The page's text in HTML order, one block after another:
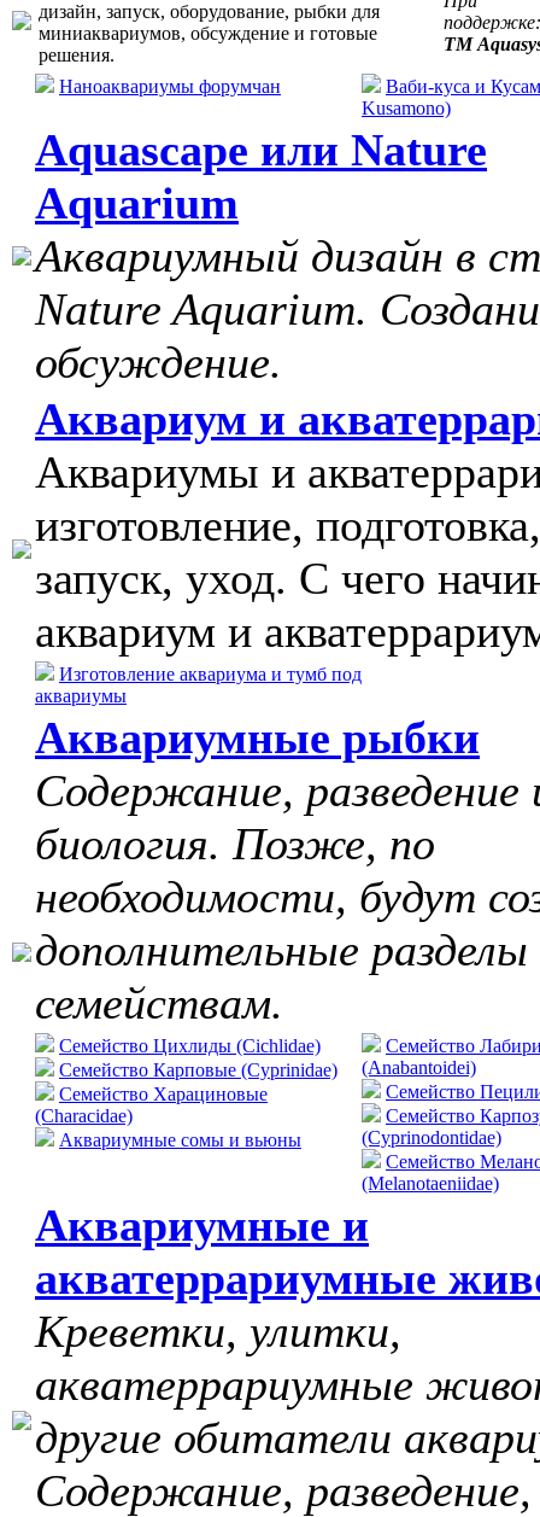
дизайн, запуск, оборудование, рыбки для
миниаквариумов, обсуждение и готовые
решения.
поддержке:
ТМ
Наноаквариумы форумчан
Ваби-куса и
Kusamono)
Aquascape или Nature
Aquarium
Аквариумный дизайн в
Nature Aquarium.
обсуждение.
Аквариум и
Аквариумы и
изготовление, подготовка,
запуск, уход. С чего
аквариум и
Изготовление аквариума и тумб под
аквариумы
Аквариумные рыбки
Содержание, разведение
биология. Позже, по
необходимости, будут
дополнительные разделы
семействам.
Семейство Цихлиды (Cichlidae)
Семейство Карповые (Cyprinidae)
Семейство Харациновые
(Characidae)
Аквариумные сомы и вьюны
Семейство
(Anabantoidei)
Cемейство
Семейство
(Cyprinodontidae)
Семейство
(Melanotaeniidae)
Аквариумные и
акватеррариумные
Креветки, улитки,
акватеррариумные
другие обитатели
Содержание, разведение,